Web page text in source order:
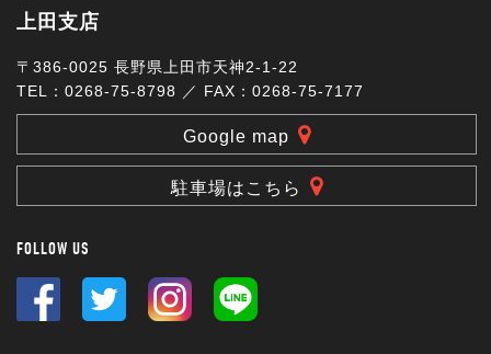
上田支店
〒386-0025 長野県上田市天神2-1-22
TEL：0268-75-8798 ／ FAX：0268-75-7177
Google map
駐車場はこちら
FOLLOW US